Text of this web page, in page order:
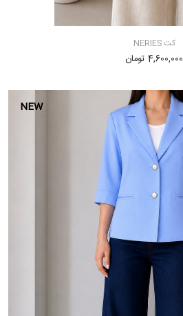
کت NERIES
4,600,000 تومان
NEW